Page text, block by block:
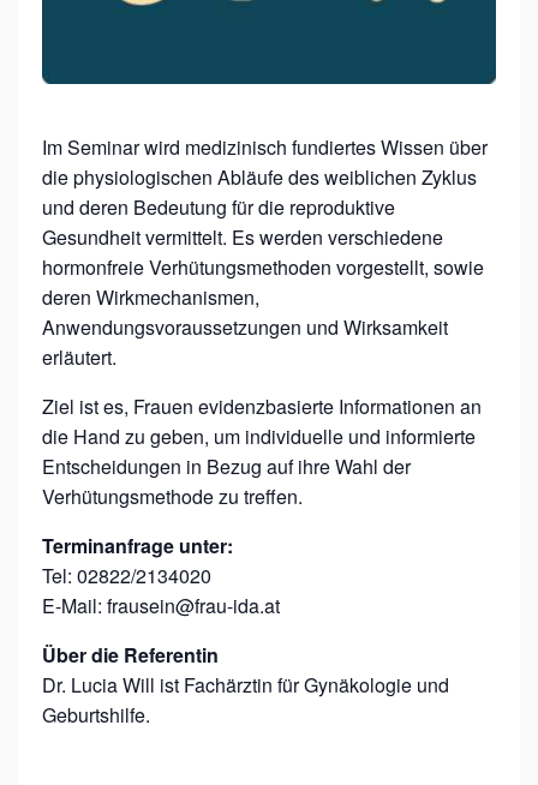
N
R
:
Z
Y
K
L
U
S
G
E
S
U
N
D
H
E
I
Im Seminar wird medizinisch fundiertes Wissen über
die physiologischen Abläufe des weiblichen Zyklus
und deren Bedeutung für die reproduktive
Gesundheit vermittelt. Es werden verschiedene
hormonfreie Verhütungsmethoden vorgestellt, sowie
deren Wirkmechanismen,
Anwendungsvoraussetzungen und Wirksamkeit
erläutert.
Ziel ist es, Frauen evidenzbasierte Informationen an
die Hand zu geben, um individuelle und informierte
Entscheidungen in Bezug auf ihre Wahl der
Verhütungsmethode zu treffen.
Terminanfrage unter:
Tel: 02822/2134020
E-Mail: frausein@frau-ida.at
Über die Referentin
Dr. Lucia Will ist Fachärztin für Gynäkologie und
Geburtshilfe.